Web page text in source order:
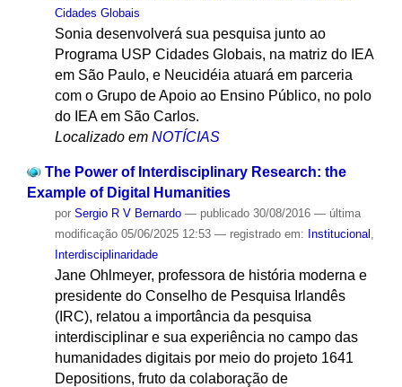
Cidades Globais
Sonia desenvolverá sua pesquisa junto ao
Programa USP Cidades Globais, na matriz do IEA
em São Paulo, e Neucidéia atuará em parceria
com o Grupo de Apoio ao Ensino Público, no polo
do IEA em São Carlos.
Localizado em NOTÍCIAS
The Power of Interdisciplinary Research: the
Example of Digital Humanities
por Sergio R V Bernardo — publicado30/08/2016 — última
modificação05/06/2025 12:53 — registrado em: Institucional
Interdisciplinaridade
Jane Ohlmeyer, professora de história moderna e
presidente do Conselho de Pesquisa Irlandês
(IRC), relatou a importância da pesquisa
interdisciplinar e sua experiência no campo das
humanidades digitais por meio do projeto 1641
Depositions, fruto da colaboração de